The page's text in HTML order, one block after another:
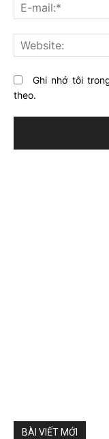
bài
viết
này?
Ghi nhớ tôi
theo.
BÀI VIẾT MỚI